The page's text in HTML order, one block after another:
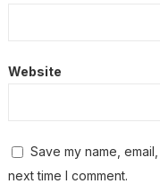
Website
Save my name,
next time I comment.